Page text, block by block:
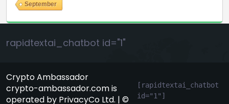
September
rapidtextai_chatbot id="1"
Crypto Ambassador
crypto-ambassador.com is
operated by PrivacyCo Ltd. | ©
[rapidtextai_chatbot
id="1"]